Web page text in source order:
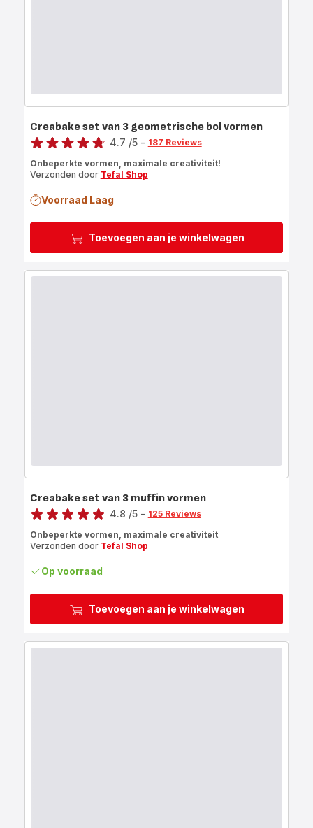
Toevoegen aan je winkelwagen
Creabake set van 3 geometrische bol vormen
Score
4.7 /5 - 187 Reviews
Onbeperkte vormen, maximale creativiteit!
Verzonden door Tefal Shop
Voorraad Laag
Toevoegen aan je winkelwagen
Creabake set van 3 muffin vormen
Score
4.8 /5 - 125 Reviews
Onbeperkte vormen, maximale creativiteit
Verzonden door Tefal Shop
Op voorraad